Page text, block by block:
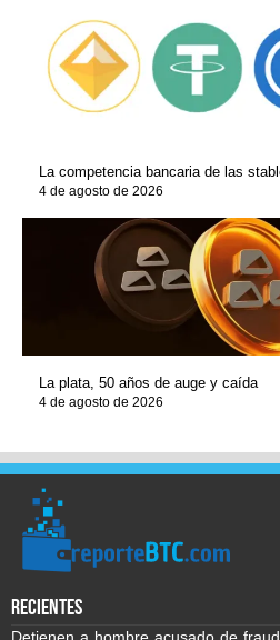
La competencia bancaria de las
4 de agosto de 2026
La plata, 50 años de auge y caída
4 de agosto de 2026
recientes